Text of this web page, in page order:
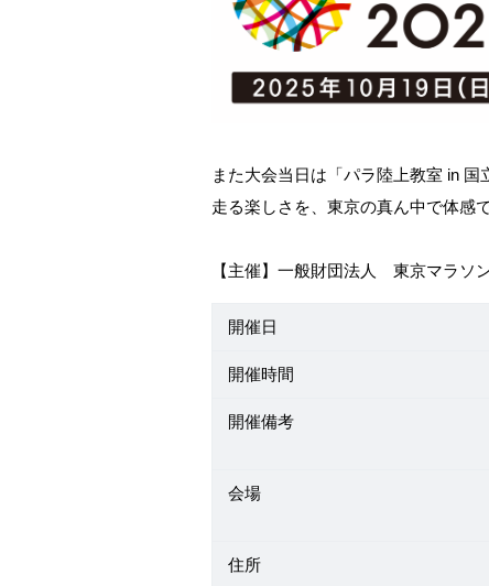
また大会当日は「パラ陸上教室 in 国
走る楽しさを、東京の真ん中で体感
【主催】一般財団法人 東京マラ
開催日
開催時間
開催備考
会場
住所